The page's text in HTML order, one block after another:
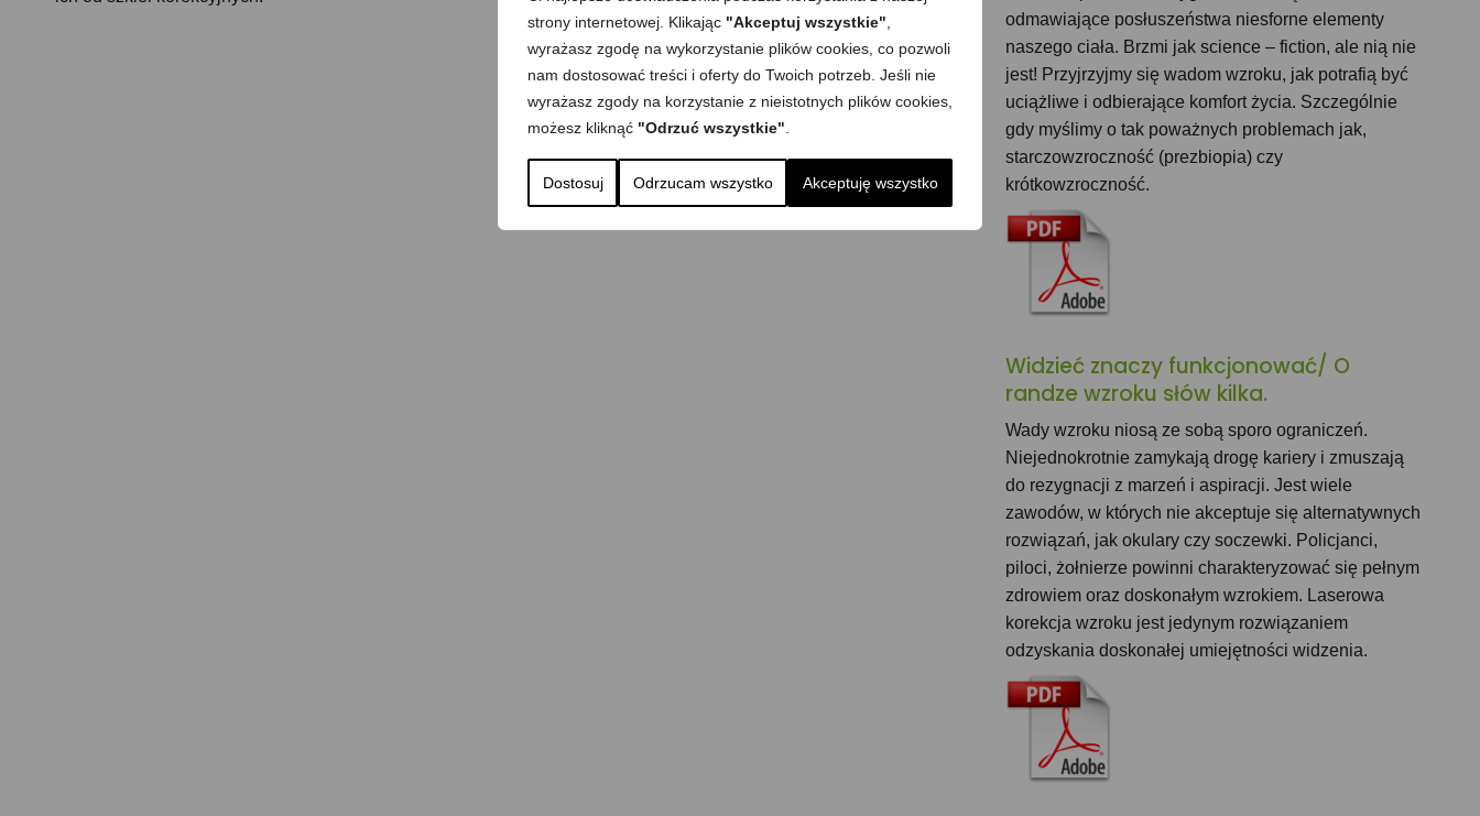
strony internetowej. Klikając "Akceptuj wszystkie"
wyrażasz zgodę na wykorzystanie plików cookies, co pozwoli
nam dostosować treści i oferty do Twoich potrzeb. Jeśli nie
wyrażasz zgody na korzystanie z nieistotnych plików cookies,
możesz kliknąć "Odrzuć wszystkie"
Dostosuj Odrzucam wszystko Akceptuję wszystko
odmawiające posłuszeństwa niesforne elementy
naszego ciała. Brzmi jak science – fiction, ale nią nie
jest! Przyjrzyjmy się wadom wzroku, jak potrafią być
uciążliwe i odbierające komfort życia. Szczególnie
gdy myślimy o tak poważnych problemach jak,
starczowzroczność (prezbiopia) czy
krótkowzroczność.
Widzieć znaczy funkcjonować/ O
randze wzroku słów kilka.
Wady wzroku niosą ze sobą sporo ograniczeń.
Niejednokrotnie zamykają drogę kariery i zmuszają
do rezygnacji z marzeń i aspiracji. Jest wiele
zawodów, w których nie akceptuje się alternatywnych
rozwiązań, jak okulary czy soczewki. Policjanci,
piloci, żołnierze powinni charakteryzować się pełnym
zdrowiem oraz doskonałym wzrokiem. Laserowa
korekcja wzroku jest jedynym rozwiązaniem
odzyskania doskonałej umiejętności widzenia.